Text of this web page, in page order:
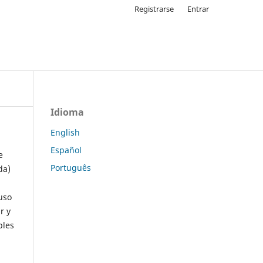
Registrarse Entrar
y
Idioma
English
Español
Português